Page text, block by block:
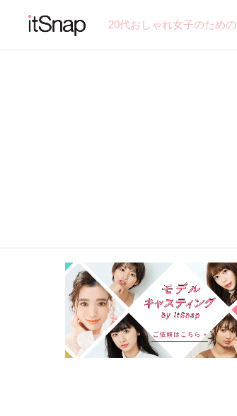
20代おしゃれ女子のため